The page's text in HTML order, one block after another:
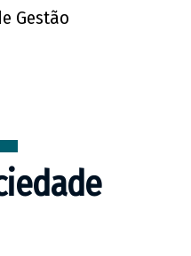
Gestão